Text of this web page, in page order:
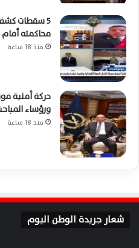
5 سقطات
محاكمته
منذ 18 ساعة
حركة أمنية
ورؤساء
منذ 18 ساعة
شعار جريدة الوطن اليوم